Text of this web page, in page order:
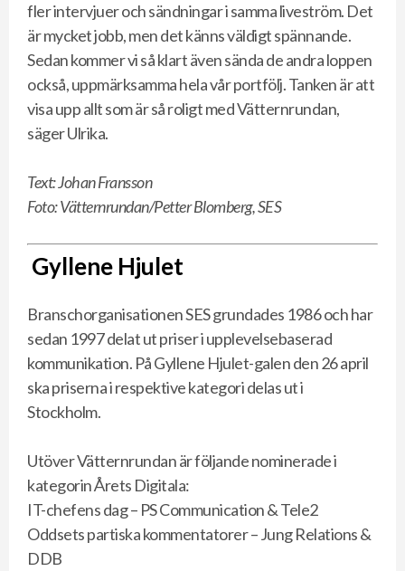
fler intervjuer och sändningar i samma liveström. Det
är mycket jobb, men det känns väldigt spännande.
Sedan kommer vi så klart även sända de andra loppen
också, uppmärksamma hela vår portfölj. Tanken är att
visa upp allt som är så roligt med Vätternrundan,
säger Ulrika.
Text: Johan Fransson
Foto: Vätternrundan/Petter Blomberg, SES
Gyllene Hjulet
Branschorganisationen SES grundades 1986 och har
sedan 1997 delat ut priser i upplevelsebaserad
kommunikation. På Gyllene Hjulet-galen den 26 april
ska priserna i respektive kategori delas ut i
Stockholm.
Utöver Vätternrundan är följande nominerade i
kategorin Årets Digitala:
IT-chefens dag – PS Communication & Tele2
Oddsets partiska kommentatorer – Jung Relations &
DDB